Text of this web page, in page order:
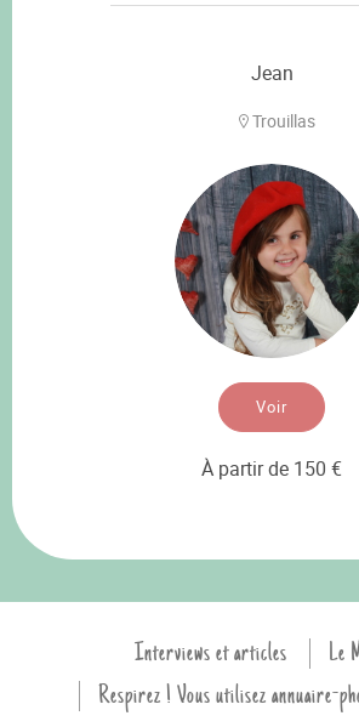
Jean
Trouillas
Voir
À partir de 150 €
Interviews et articles
Le
Respirez ! Vous utilisez annuaire-